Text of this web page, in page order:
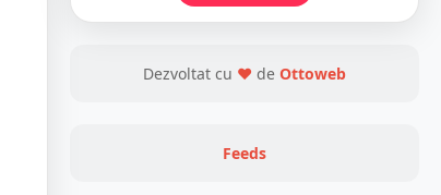
Dezvoltat cu ❤ de Ottoweb
Feeds